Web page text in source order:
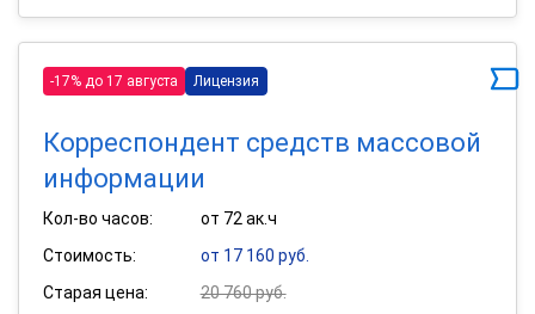
-17% до 17 августа Лицензия
Корреспондент средств массовой
информации
Кол-во часов:
от 72 ак.ч
Стоимость:
от 17 160 руб.
Старая цена:
20 760 руб.